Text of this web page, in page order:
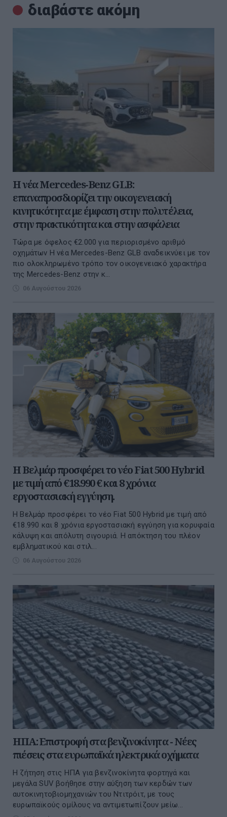
διαβάστε ακόμη
Η νέα Mercedes-Benz GLB:
επαναπροσδιορίζει την οικογενειακή
κινητικότητα με έμφαση στην πολυτέλεια,
στην πρακτικότητα και στην ασφάλεια
Τώρα με όφελος €2.000 για περιορισμένο αριθμό
οχημάτων Η νέα Mercedes-Benz GLB αναδεικνύει με τον
πιο ολοκληρωμένο τρόπο τον οικογενειακό χαρακτήρα
της Mercedes-Benz στην κ...
06 Αυγούστου 2026
Η Βελμάρ προσφέρει τo νέο Fiat 500 Hybrid
με τιμή από €18.990 € και 8 χρόνια
εργοστασιακή εγγύηση.
Η Βελμάρ προσφέρει το νέο Fiat 500 Hybrid με τιμή από
€18.990 και 8 χρόνια εργοστασιακή εγγύηση για κορυφαία
κάλυψη και απόλυτη σιγουριά. Η απόκτηση του πλέον
εμβληματικού και στιλ...
06 Αυγούστου 2026
ΗΠΑ: Επιστροφή στα βενζινοκίνητα - Νέες
πιέσεις στα ευρωπαϊκά ηλεκτρικά οχήματα
Η ζήτηση στις ΗΠΑ για βενζινοκίνητα φορτηγά και
μεγάλα SUV βοήθησε στην αύξηση των κερδών των
αυτοκινητοβιομηχανιών του Ντιτρόιτ, με τους
ευρωπαϊκούς ομίλους να αντιμετωπίζουν μείω...